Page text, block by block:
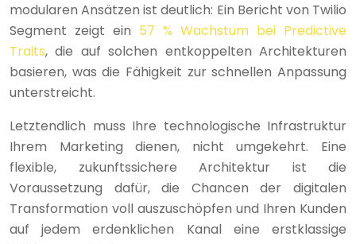
modularen Ansätzen ist deutlich: Ein Bericht von Twilio
Segment zeigt ein 57 % Wachstum bei Predictive
Traits, die auf solchen entkoppelten Architekturen
basieren, was die Fähigkeit zur schnellen Anpassung
unterstreicht.
Letztendlich muss Ihre technologische Infrastruktur
Ihrem Marketing dienen, nicht umgekehrt. Eine
flexible, zukunftssichere Architektur ist die
Voraussetzung dafür, die Chancen der digitalen
Transformation voll auszuschöpfen und Ihren Kunden
auf jedem erdenklichen Kanal eine erstklassige